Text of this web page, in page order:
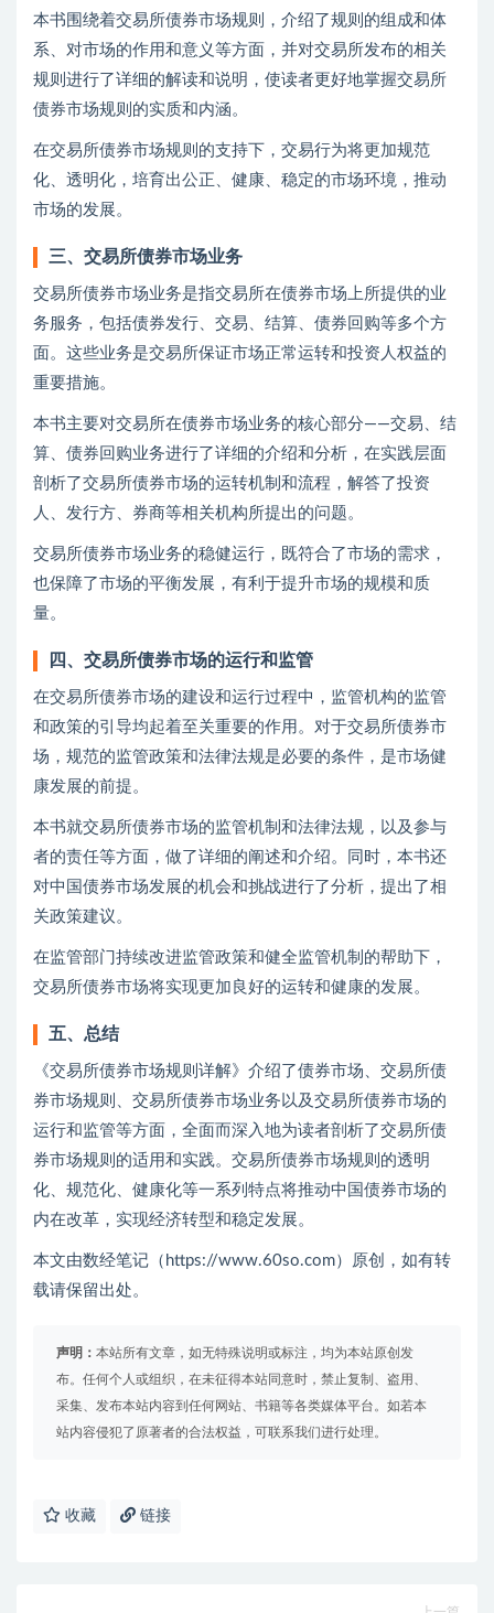
本书围绕着交易所债券市场规则，介绍了规则的组成和体
系、对市场的作用和意义等方面，并对交易所发布的相关
规则进行了详细的解读和说明，使读者更好地掌握交易所
债券市场规则的实质和内涵。
在交易所债券市场规则的支持下，交易行为将更加规范
化、透明化，培育出公正、健康、稳定的市场环境，推动
市场的发展。
三、交易所债券市场业务
交易所债券市场业务是指交易所在债券市场上所提供的业
务服务，包括债券发行、交易、结算、债券回购等多个方
面。这些业务是交易所保证市场正常运转和投资人权益的
重要措施。
本书主要对交易所在债券市场业务的核心部分——交易、结
算、债券回购业务进行了详细的介绍和分析，在实践层面
剖析了交易所债券市场的运转机制和流程，解答了投资
人、发行方、券商等相关机构所提出的问题。
交易所债券市场业务的稳健运行，既符合了市场的需求，
也保障了市场的平衡发展，有利于提升市场的规模和质
量。
四、交易所债券市场的运行和监管
在交易所债券市场的建设和运行过程中，监管机构的监管
和政策的引导均起着至关重要的作用。对于交易所债券市
场，规范的监管政策和法律法规是必要的条件，是市场健
康发展的前提。
本书就交易所债券市场的监管机制和法律法规，以及参与
者的责任等方面，做了详细的阐述和介绍。同时，本书还
对中国债券市场发展的机会和挑战进行了分析，提出了相
关政策建议。
在监管部门持续改进监管政策和健全监管机制的帮助下，
交易所债券市场将实现更加良好的运转和健康的发展。
五、总结
《交易所债券市场规则详解》介绍了债券市场、交易所债
券市场规则、交易所债券市场业务以及交易所债券市场的
运行和监管等方面，全面而深入地为读者剖析了交易所债
券市场规则的适用和实践。交易所债券市场规则的透明
化、规范化、健康化等一系列特点将推动中国债券市场的
内在改革，实现经济转型和稳定发展。
本文由数经笔记（https://www.60so.com）原创，如有转
载请保留出处。
声明： 本站所有文章，如无特殊说明或标注，均为本站原创发
布。任何个人或组织，在未征得本站同意时，禁止复制、盗用、
采集、发布本站内容到任何网站、书籍等各类媒体平台。如若本
站内容侵犯了原著者的合法权益，可联系我们进行处理。
收藏 链接